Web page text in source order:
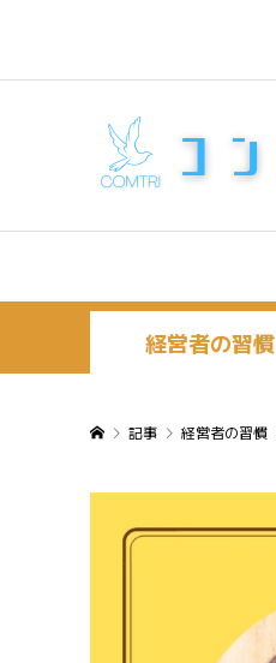
経営者の習慣
記事 経営者の習慣